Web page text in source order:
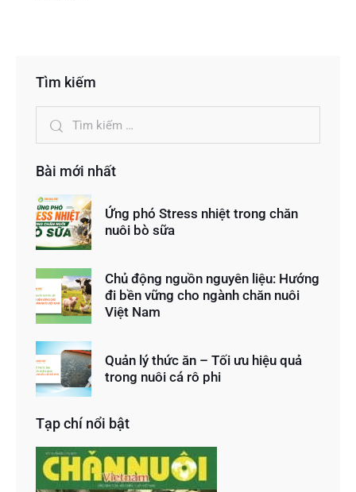
Tìm kiếm
Bài mới nhất
Ứng phó Stress nhiệt trong chăn
nuôi bò sữa
Chủ động nguồn nguyên liệu: Hướng
đi bền vững cho ngành chăn nuôi
Việt Nam
Quản lý thức ăn – Tối ưu hiệu quả
trong nuôi cá rô phi
Tạp chí nổi bật